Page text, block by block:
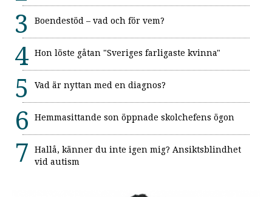
Boendestöd – vad och för vem?
Hon löste gåtan "Sveriges farligaste kvinna"
Vad är nyttan med en diagnos?
Hemmasittande son öppnade skolchefens ögon
Hallå, känner du inte igen mig? Ansiktsblindhet
vid autism